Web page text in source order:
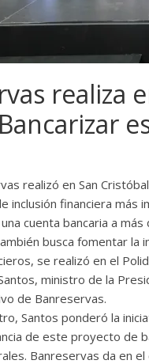
realiza
realizó en San
inclusión financiera más
cuenta bancaria a más
busca fomentar la
se realizó en el
ministro de la
de Banreservas.
Santos ponderó la
de este proyecto de
Banreservas da en